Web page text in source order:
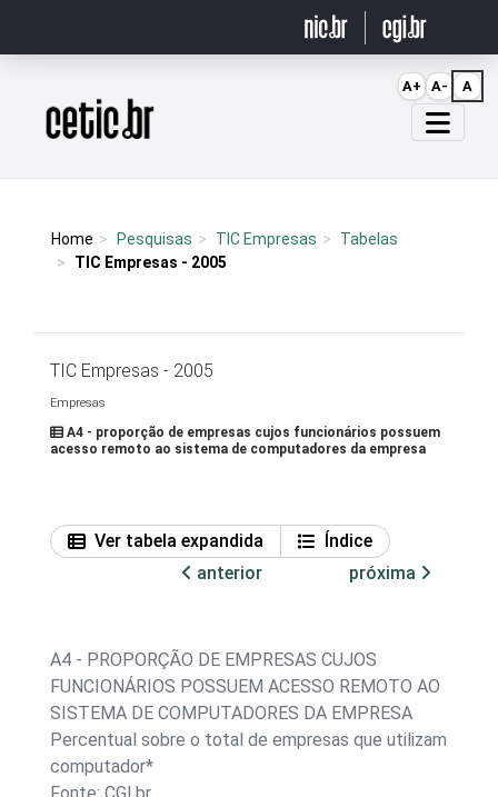
Página inicial
Home Pesquisas TIC Empresas
Tabelas
TIC Empresas - 2005
TIC Empresas - 2005
Empresas
A4 - proporção de empresas cujos funcionários possuem
acesso remoto ao sistema de computadores da empresa
Ver tabela expandida
Índice
anterior
próxima
A4 - PROPORÇÃO DE EMPRESAS CUJOS
FUNCIONÁRIOS POSSUEM ACESSO REMOTO AO
SISTEMA DE COMPUTADORES DA EMPRESA
Percentual sobre o total de empresas que utilizam
computador*
A+ A- A